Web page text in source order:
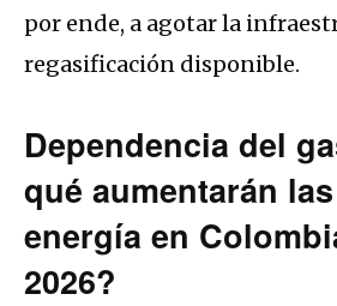
por ende, a agotar la
regasificación disponible.
Dependencia del
qué aumentarán
energía en
2026?